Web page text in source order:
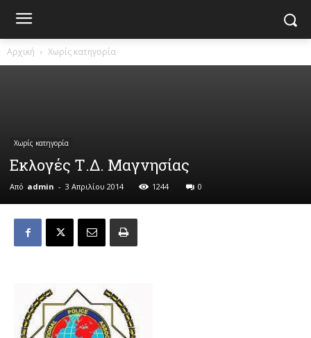
Αρχική Χωρίς κατηγορία
Χωρίς κατηγορία
Εκλογές Τ.Δ. Μαγνησίας
Από admin - 3 Απριλίου 2014 1244 0